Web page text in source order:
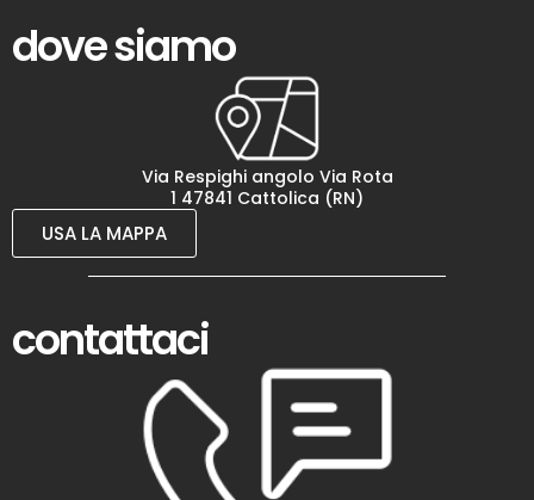
dove siamo
Via Respighi angolo Via Rota
1 47841 Cattolica (RN)
USA LA MAPPA
contattaci